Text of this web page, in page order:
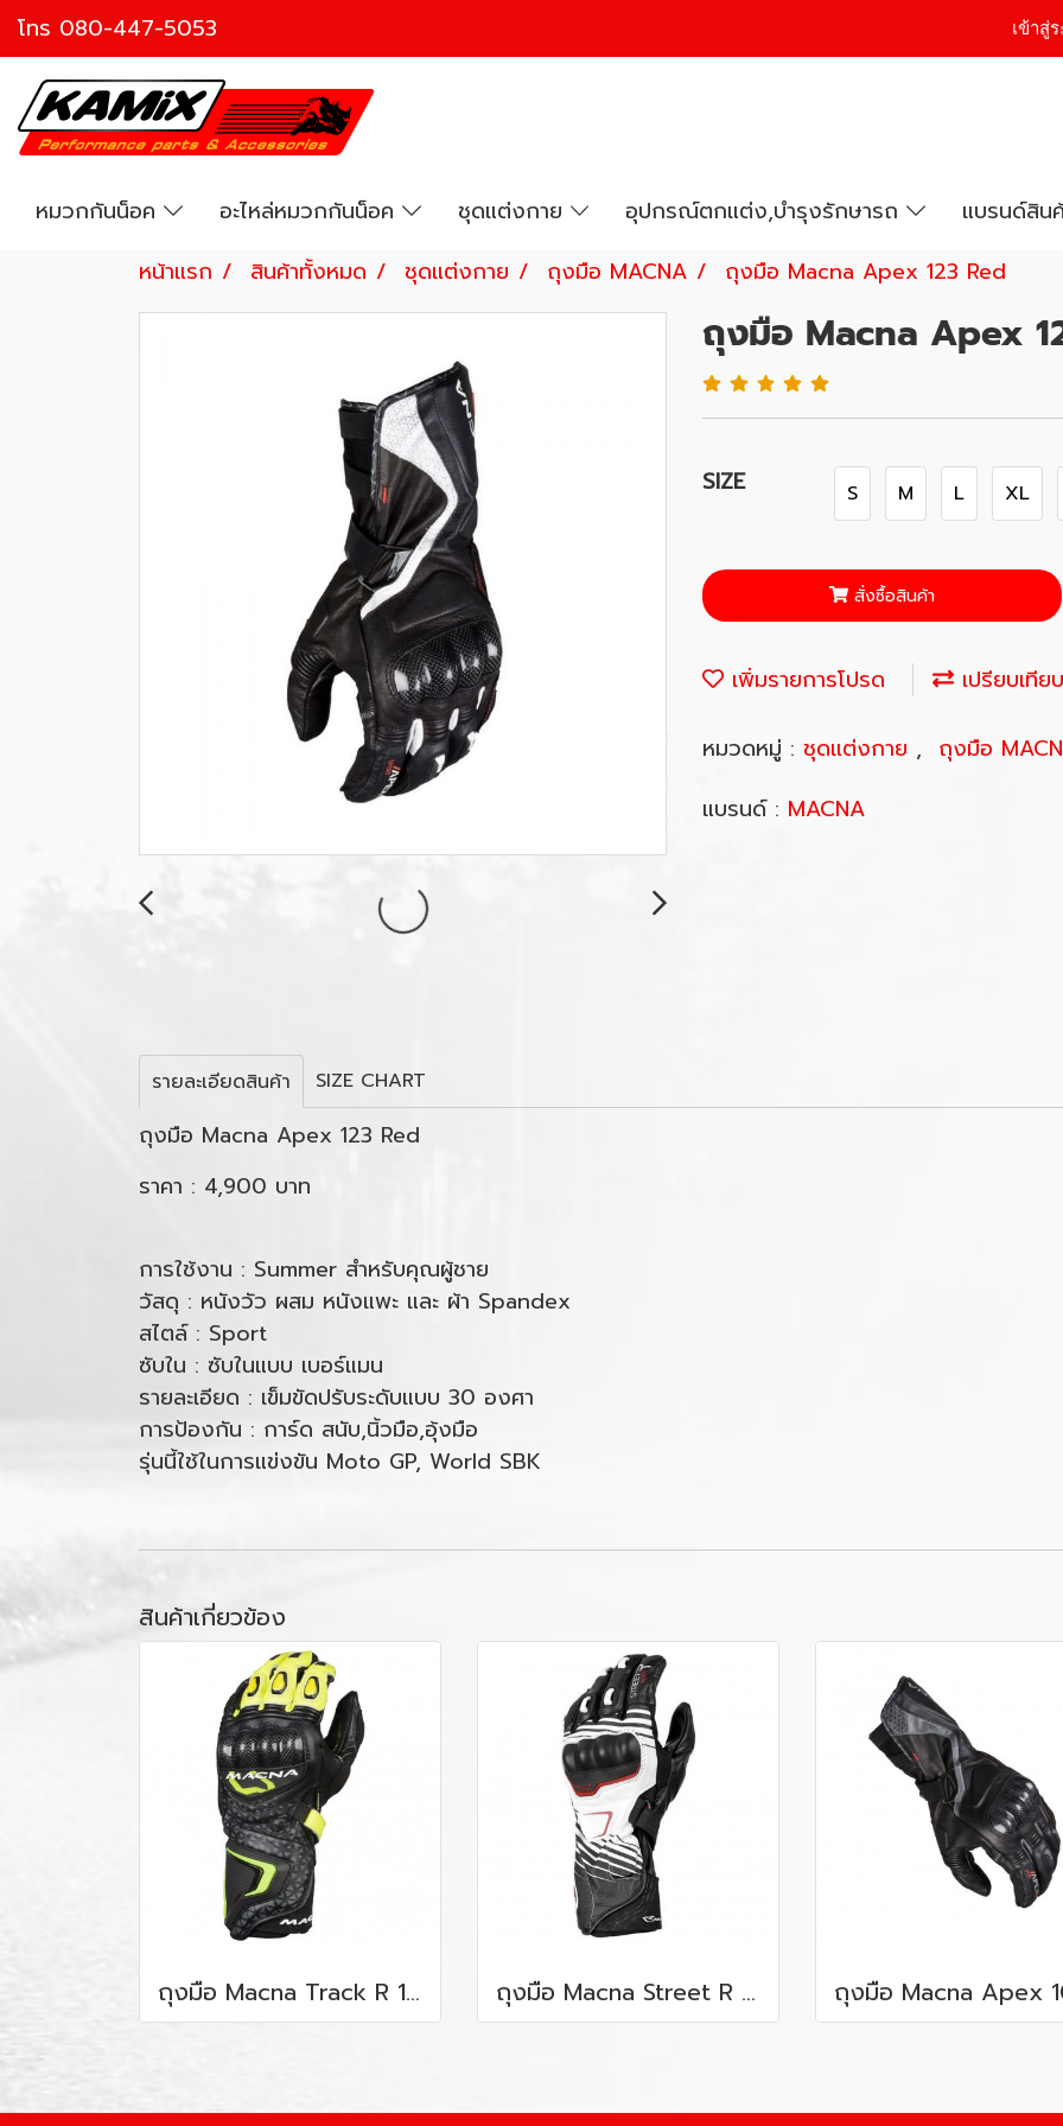
โทร 080-447-5053 เข้าสู่
หมวกกันน็อค อะไหล่หมวกกันน็อค ชุดแต่งกาย อุปกรณ์ตกแต่ง,บำรุงรักษารถ แบรนด์สิน
หน้าแรก
สินค้าทั้งหมด ชุดแต่งกาย ถุงมือ MACNA ถุงมือ Macna Apex 123 Red
ถุงมือ Macna Apex
SIZE S M L XL
สั่งซื้อสินค้า
เพิ่มรายการโปรด เปรียบเทียบ
หมวดหมู่ : ชุดแต่งกาย , ถุงมือ
แบรนด์ : MACNA
รายละเอียดสินค้า SIZE CHART
ถุงมือ Macna Apex 123 Red
ราคา : 4,900 บาท
การใช้งาน : Summer สำหรับคุณผู้ชาย
วัสดุ : หนังวัว ผสม หนังแพะ และ ผ้า Spandex
สไตล์ : Sport
ซับใน : ซับในแบบ เบอร์แมน
รายละเอียด : เข็มขัดปรับระดับแบบ 30 องศา
การป้องกัน : การ์ด สนับ,นิ้วมือ,อุ้งมือ
รุ่นนี้ใช้ในการแข่งขัน Moto GP, World SBK
สินค้าเกี่ยวข้อง
ถุงมือ Macna Track R 187 Fluo Yellow ถุงมือ Macna Street R 123 Red